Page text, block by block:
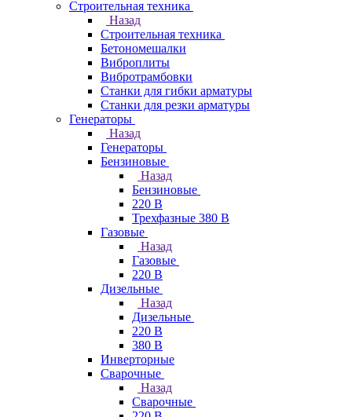
Строительная техника
Назад
Строительная техника
Бетономешалки
Виброплиты
Вибротрамбовки
Станки для гибки арматуры
Станки для резки арматуры
Генераторы
Назад
Генераторы
Бензиновые
Назад
Бензиновые
220 В
Трехфазные 380 В
Газовые
Назад
Газовые
220 В
Дизельные
Назад
Дизельные
220 В
380 В
Инверторные
Сварочные
Назад
Сварочные